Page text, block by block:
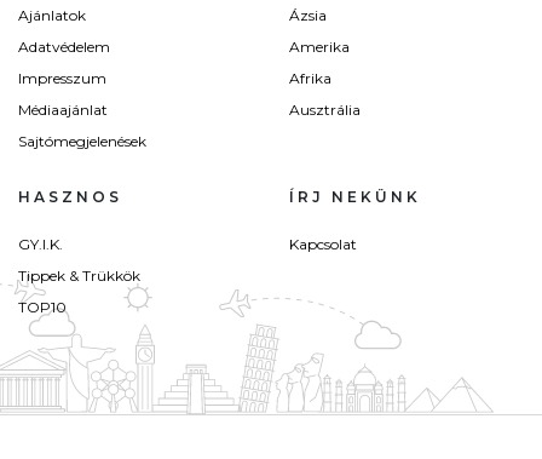
Ajánlatok
Adatvédelem
Impresszum
Médiaajánlat
Sajtómegjelenések
Ázsia
Amerika
Afrika
Ausztrália
HASZNOS
GY.I.K.
Tippek & Trükkök
TOP10
ÍRJ NEKÜNK
Kapcsolat